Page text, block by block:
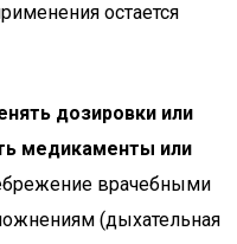
остается
дозировки или
медикаменты или
врачебными
(дыхательная